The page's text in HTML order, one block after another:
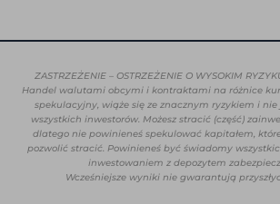
ZASTRZEŻENIE – OSTRZEŻENIE O WYSOKIM
Handel walutami obcymi i kontraktami na różnice
spekulacyjny, wiąże się ze znacznym ryzykiem i
wszystkich inwestorów. Możesz stracić (część)
dlatego nie powinieneś spekulować kapitałem,
pozwolić stracić. Powinieneś być świadomy
inwestowaniem z depozytem
Wcześniejsze wyniki nie gwarantują